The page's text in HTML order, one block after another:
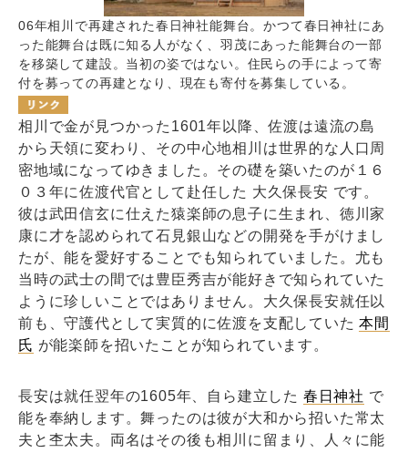
06年相川で再建された春日神社能舞台。かつて春日神社にあ
った能舞台は既に知る人がなく、羽茂にあった能舞台の一部
を移築して建設。当初の姿ではない。住民らの手によって寄
付を募っての再建となり、現在も寄付を募集している。
相川で金が見つかった1601年以降、佐渡は遠流の島
から天領に変わり、その中心地相川は世界的な人口周
密地域になってゆきました。その礎を築いたのが１６
０３年に佐渡代官として赴任した 大久保長安 です。
彼は武田信玄に仕えた猿楽師の息子に生まれ、徳川家
康に才を認められて石見銀山などの開発を手がけまし
たが、能を愛好することでも知られていました。尤も
当時の武士の間では豊臣秀吉が能好きで知られていた
ように珍しいことではありません。大久保長安就任以
前も、守護代として実質的に佐渡を支配していた本間
氏 が能楽師を招いたことが知られています。
長安は就任翌年の1605年、自ら建立した 春日神社 で
能を奉納します。舞ったのは彼が大和から招いた常太
夫と杢太夫。両名はその後も相川に留まり、人々に能